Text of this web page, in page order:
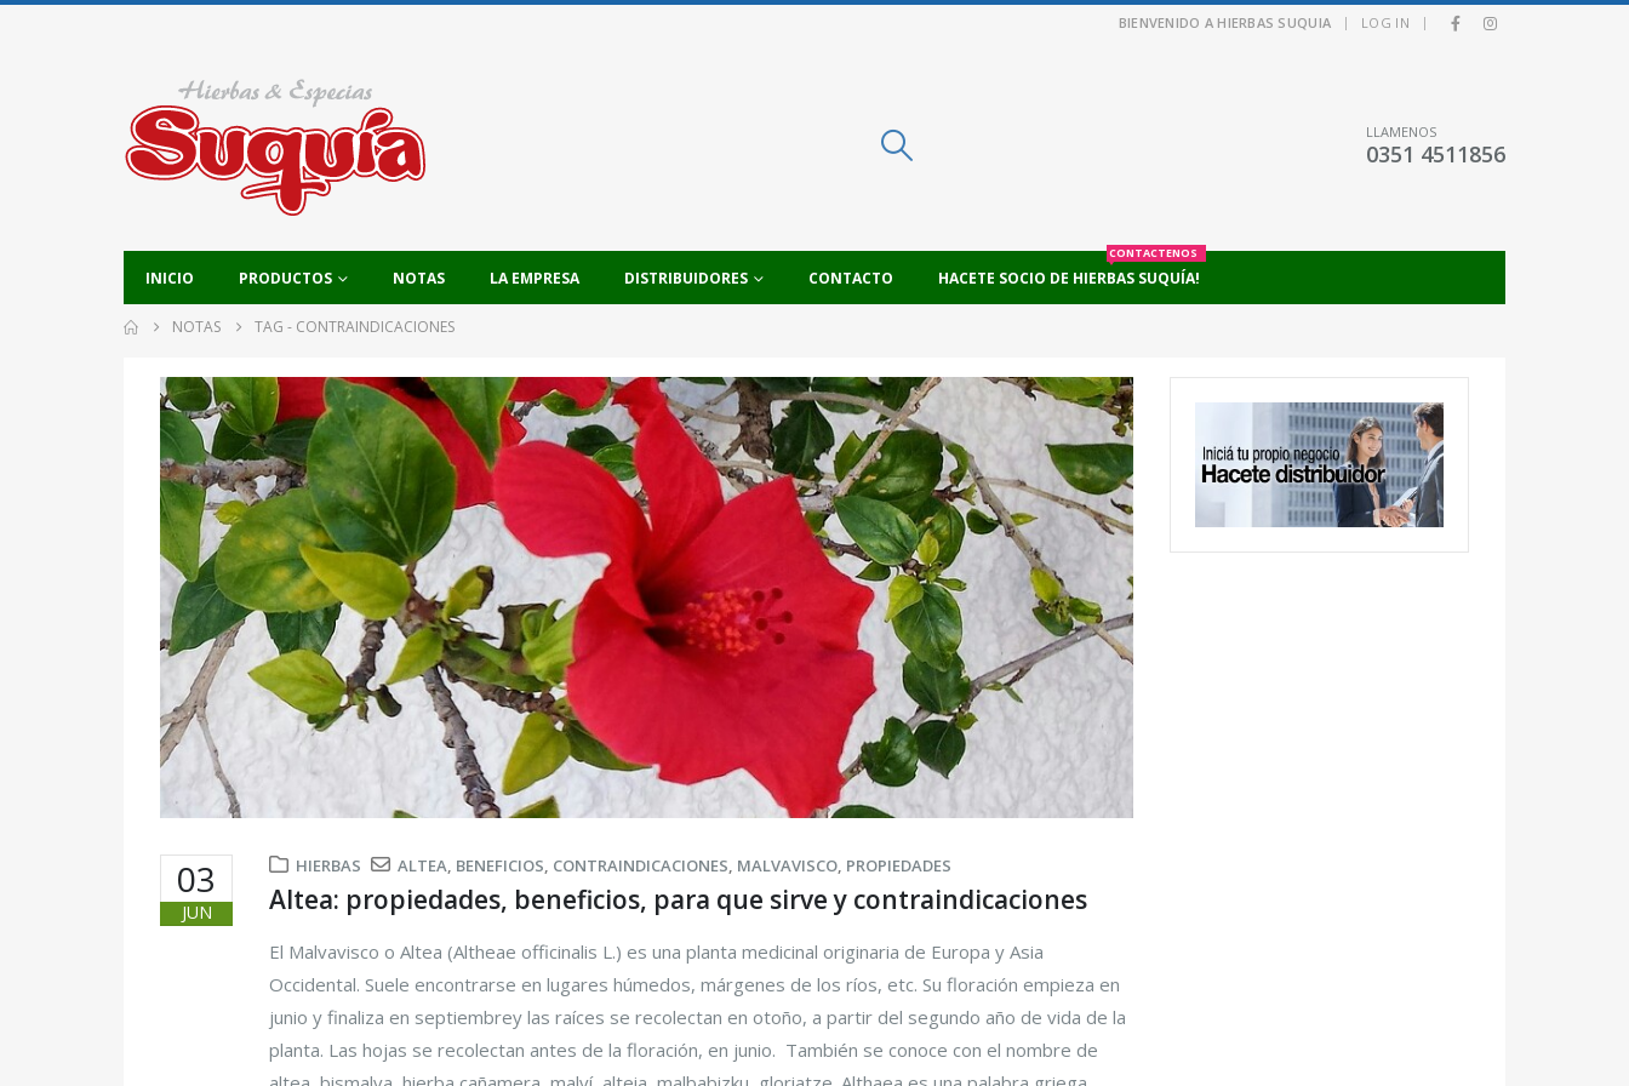
BIENVENIDO A HIERBAS SUQUIA | LOG IN |
LLAMENOS
0351 4511856
INICIO PRODUCTOS NOTAS LA EMPRESA DISTRIBUIDORES CONTACTO HACETE SOCIO DE HIERBAS SUQUÍA!
CONTACTENOS
NOTAS TAG - CONTRAINDICACIONES
03
JUN
HIERBAS ALTEA, BENEFICIOS, CONTRAINDICACIONES, MALVAVISCO, PROPIEDADES
Altea: propiedades, beneficios, para que sirve y contraindicaciones
El Malvavisco o Altea (Altheae officinalis L.) es una planta medicinal originaria de Europa y Asia
Occidental. Suele encontrarse en lugares húmedos, márgenes de los ríos, etc. Su floración empieza en
junio y finaliza en septiembrey las raíces se recolectan en otoño, a partir del segundo año de vida de la
planta. Las hojas se recolectan antes de la floración, en junio. También se conoce con el nombre de